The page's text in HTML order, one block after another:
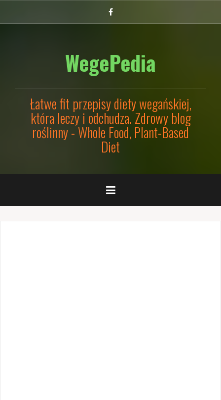
do
WegePedia
Łatwe fit przepisy diety wegańskiej,
która leczy i odchudza. Zdrowy blog
roślinny - Whole Food, Plant-Based
Diet